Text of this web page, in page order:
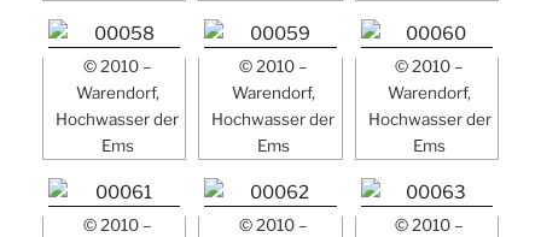
© 2010 –
Warendorf,
Hochwasser der
Ems
© 2010 –
Warendorf,
Hochwasser der
Ems
© 2010 –
Warendorf,
Hochwasser der
Ems
© 2010 –
© 2010 –
© 2010 –